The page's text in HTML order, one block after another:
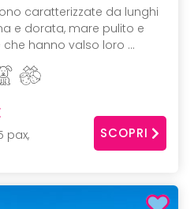
caratterizzate da lunghi
e dorata, mare pulito e
hanno valso loro ...
pax,
SCOPRI